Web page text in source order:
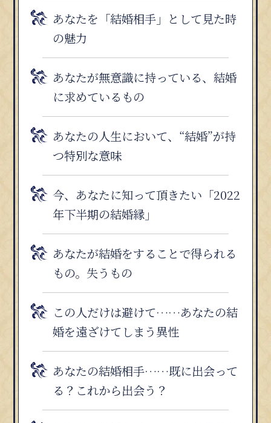
あなたを「結婚相手」として見た時
の魅力
あなたが無意識に持っている、結婚
に求めているもの
あなたの人生において、“結婚”が持
つ特別な意味
今、あなたに知って頂きたい「2022
年下半期の結婚縁」
あなたが結婚をすることで得られる
もの。失うもの
この人だけは避けて……あなたの結
婚を遠ざけてしまう異性
あなたの結婚相手……既に出会って
る？これから出会う？